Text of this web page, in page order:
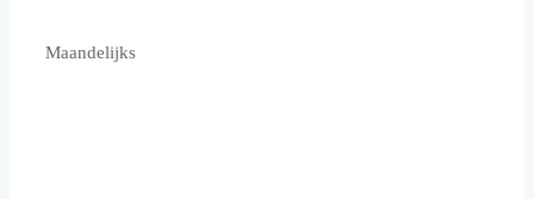
Maandelijks